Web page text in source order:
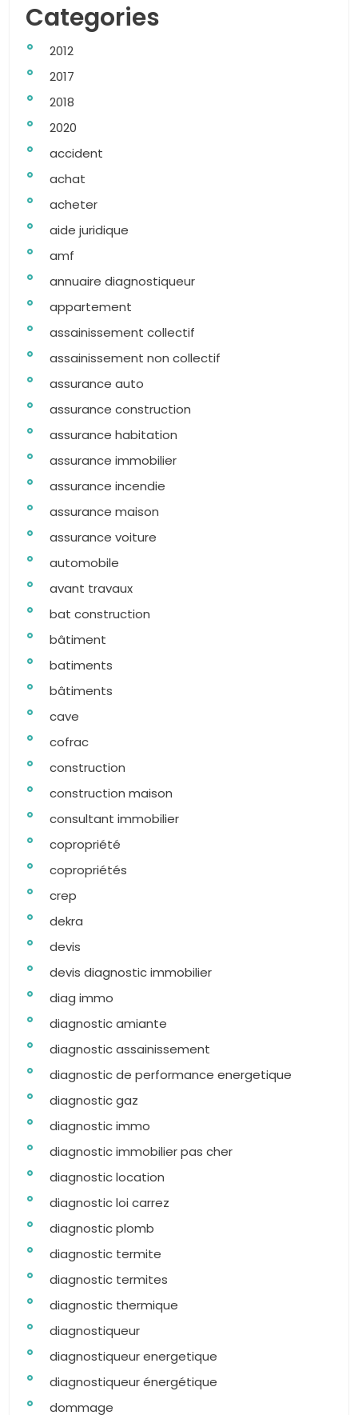
Categories
2012
2017
2018
2020
accident
achat
acheter
aide juridique
amf
annuaire diagnostiqueur
appartement
assainissement collectif
assainissement non collectif
assurance auto
assurance construction
assurance habitation
assurance immobilier
assurance incendie
assurance maison
assurance voiture
automobile
avant travaux
bat construction
bâtiment
batiments
bâtiments
cave
cofrac
construction
construction maison
consultant immobilier
copropriété
copropriétés
crep
dekra
devis
devis diagnostic immobilier
diag immo
diagnostic amiante
diagnostic assainissement
diagnostic de performance energetique
diagnostic gaz
diagnostic immo
diagnostic immobilier pas cher
diagnostic location
diagnostic loi carrez
diagnostic plomb
diagnostic termite
diagnostic termites
diagnostic thermique
diagnostiqueur
diagnostiqueur energetique
diagnostiqueur énergétique
dommage